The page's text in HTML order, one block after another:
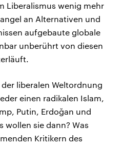
Liberalismus wenig mehr
an Alternativen und
aufgebaute globale
unberührt von diesen
liberalen Weltordnung
einen radikalen Islam,
Putin, Erdoğan und
wollen sie dann? Was
Kritikern des